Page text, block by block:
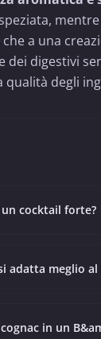
che a una
digestivi
degli
un cocktail forte?
adatta meglio al
in un